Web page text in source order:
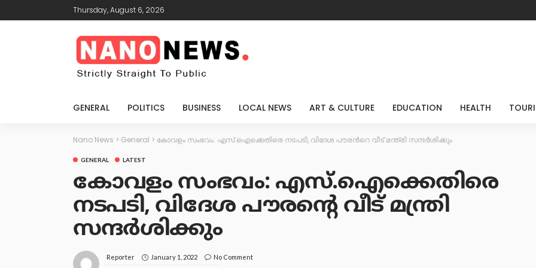
Thursday, August 6, 2026
GENERAL POLITICS BUSINESS LOCAL NEWS ART & CULTURE EDUCATION HEALTH
Nano News > General > കോവളം സംഭവം: എസ്.ഐക്കെതിരെ നടപടി, വിദേശ പൗരന്‍റെ വീട് മന്ത്രി സന്ദര്‍ശിക്കും
GENERAL LATEST
കോവളം സംഭവം: എസ്.ഐക്കെതിരെ
നടപടി, വിദേശ പൗരന്‍റെ വീട് മന്ത്രി
സന്ദര്‍ശിക്കും
Reporter January 1, 2022 No Comment